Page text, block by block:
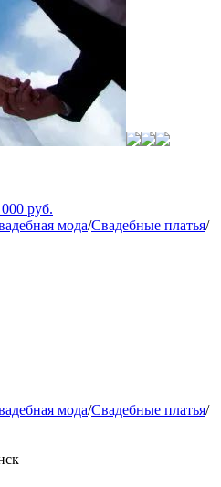
руб.
мода/Свадебные платья/
мода/Свадебные платья/